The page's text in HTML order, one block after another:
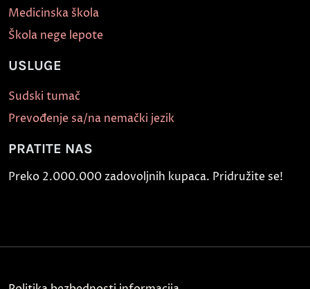
Medicinska škola
Škola nege lepote
USLUGE
Sudski tumač
Prevođenje sa/na nemački jezik
PRATITE NAS
Preko 2.000.000 zadovoljnih kupaca. Pridružite se!